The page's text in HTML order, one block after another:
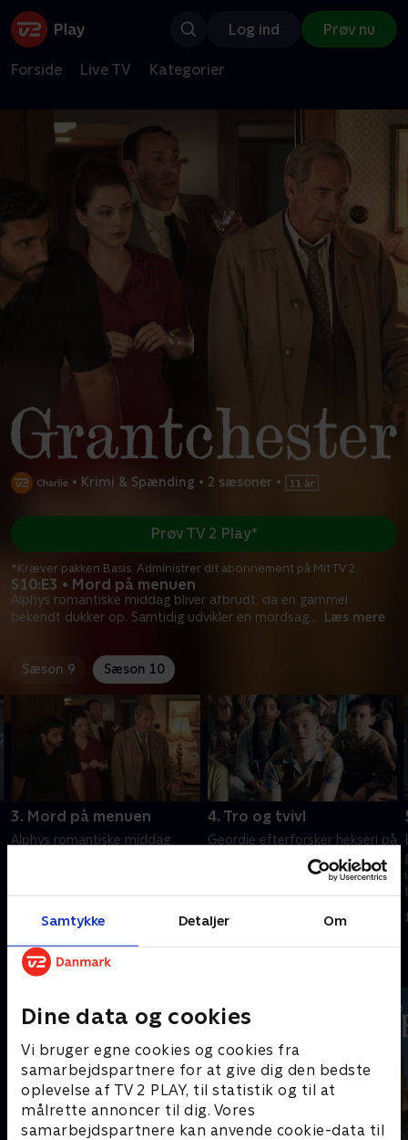
Samtykke Detaljer Om
Dine data og cookies
Vi bruger egne cookies og cookies fra
samarbejdspartnere for at give dig den bedste
oplevelse af TV 2 PLAY, til statistik og til at
målrette annoncer til dig. Vores
samarbejdspartnere kan anvende cookie-data til
Log ind Prøv nu
Forside Live TV Kategorier
• Krimi & Spænding • 2 sæsoner •
S10:E3 • Mord på menuen
Alphys romantiske middag bliver afbrudt, da en gammel
bekendt dukker op. Samtidig udvikler en mordsag... Læs mere
Prøv TV 2 Play*
*Kræver pakken Basis. Administrer dit abonnement på Mit TV 2.
Sæson 9 Sæson 10
3. Mord på menuen
Alphys romantiske middag
med mistænkte.
12. august 2025 • 45 min
4. Tro og tvivl
Geordie efterforsker hekseri på
et børnehjem. Alphys gamle
ven driver stedet, og da et lig
indblandet?
12. august 2025 • 46 min
Andre så også